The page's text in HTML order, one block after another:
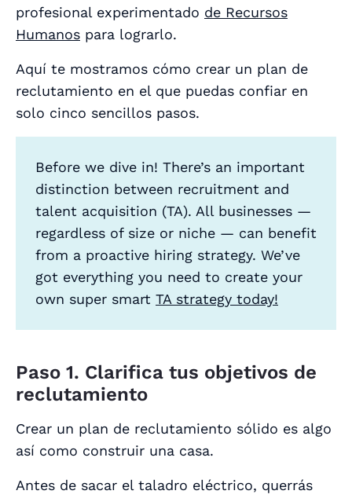
profesional experimentado de Recursos
Humanos para lograrlo.
Aquí te mostramos cómo crear un plan de
reclutamiento en el que puedas confiar en
solo cinco sencillos pasos.
Before we dive in! There’s an important
distinction between recruitment and
talent acquisition (TA). All businesses —
regardless of size or niche — can benefit
from a proactive hiring strategy. We’ve
got everything you need to create your
own super smart TA strategy today!
Paso 1. Clarifica tus objetivos de
reclutamiento
Crear un plan de reclutamiento sólido es algo
así como construir una casa.
Antes de sacar el taladro eléctrico, querrás